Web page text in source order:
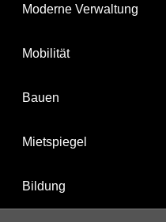
Moderne Verwaltung
Mobilität
Bauen
Mietspiegel
Bildung